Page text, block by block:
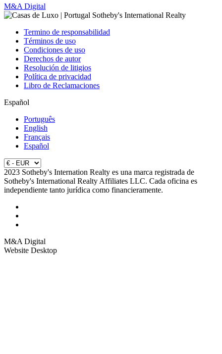
M&A Digital
Termino de responsabilidad
Términos de uso
Condiciones de uso
Derechos de autor
Resolución de litigios
Política de privacidad
Libro de Reclamaciones
Español
Português
English
Français
Español
2023 Sotheby's Internation Realty es una marca registrada de
Sotheby's International Realty Affiliates LLC. Cada oficina es
independiente tanto jurídica como financieramente.
M&A Digital
Website Desktop